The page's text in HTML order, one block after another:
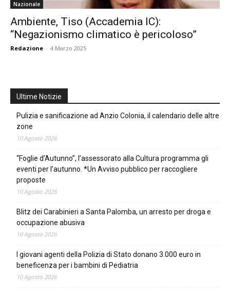
Nazionale
Ambiente, Tiso (Accademia IC):
“Negazionismo climatico è pericoloso”
Redazione - 4 Marzo 2025
Ultime Notizie
Pulizia e sanificazione ad Anzio Colonia, il calendario delle altre
zone
10 Agosto 2026
“Foglie d’Autunno”, l’assessorato alla Cultura programma gli
eventi per l’autunno. *Un Avviso pubblico per raccogliere
proposte
10 Agosto 2026
Blitz dei Carabinieri a Santa Palomba, un arresto per droga e
occupazione abusiva
10 Agosto 2026
I giovani agenti della Polizia di Stato donano 3.000 euro in
beneficenza per i bambini di Pediatria
10 Agosto 2026